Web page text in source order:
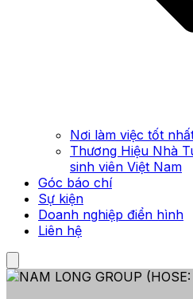
Nơi làm việc tốt
Thương Hiệu Nhà
sinh viên Việt Nam
Góc báo chí
Sự kiện
Doanh nghiệp điển hình
Liên hệ